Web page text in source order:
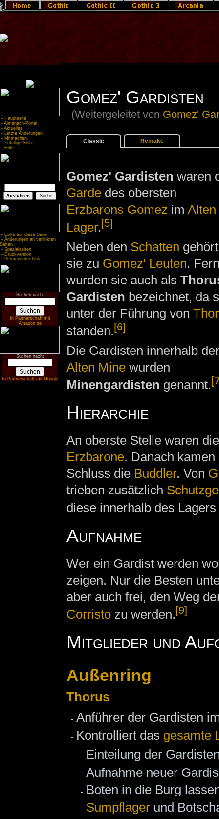
- Hauptseite
- Almanach-Portal
- Aktuelles
- Letzte Änderungen
- Mitmachen
- Zufällige Seite
- Hilfe
- Links auf diese Seite
- Änderungen an verlinkten
Seiten
- Spezialseiten
- Druckversion
- Permanenter Link
Suchen nach:
In Partnerschaft mit
Amazon.de
Suchen nach:
In Partnerschaft mit Google
Gomez' Gardisten
(Weitergeleitet von Gomez'
Classic Remake
Gomez' Gardisten waren
Gardedes obersten
Erzbarons Gomez im Alten
Lager.[5]
Neben den Schatten
sie zu Gomez' Leuten.
wurden sie auch als
Gardisten bezeichnet, da
unter der Führung von
standen.[6]
Die Gardisten innerhalb der
Alten Minewurden
Minengardisten genannt.
Hierarchie
An oberste Stelle waren die
Erzbarone. Danach
Schluss die Buddler. Von
trieben zusätzlich
diese innerhalb des
Aufnahme
Wer ein Gardist werden
zeigen. Nur die Besten
aber auch frei, den Weg
Corristozu werden.[9]
Mitglieder und
Außenring
Thorus
Anführer der Gardisten
Kontrolliert das gesamte
Einteilung der
Aufnahme neuer
Boten in die Burg
Sumpflager und